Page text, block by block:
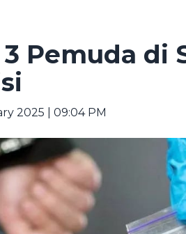
Pemuda di
2025 | 09:04 PM